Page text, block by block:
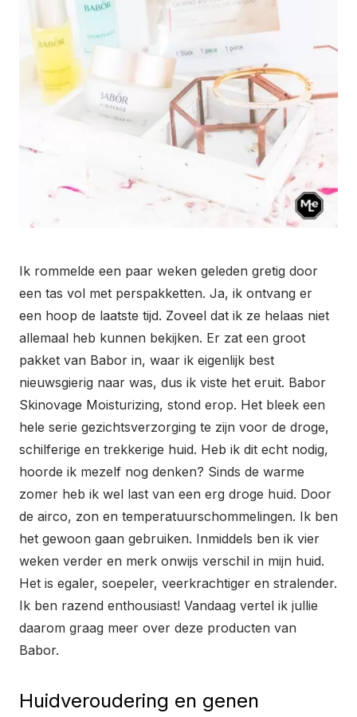
Ik rommelde een paar weken geleden gretig door
een tas vol met perspakketten. Ja, ik ontvang er
een hoop de laatste tijd. Zoveel dat ik ze helaas niet
allemaal heb kunnen bekijken. Er zat een groot
pakket van Babor in, waar ik eigenlijk best
nieuwsgierig naar was, dus ik viste het eruit. Babor
Skinovage Moisturizing, stond erop. Het bleek een
hele serie gezichtsverzorging te zijn voor de droge,
schilferige en trekkerige huid. Heb ik dit echt nodig,
hoorde ik mezelf nog denken? Sinds de warme
zomer heb ik wel last van een erg droge huid. Door
de airco, zon en temperatuurschommelingen. Ik ben
het gewoon gaan gebruiken. Inmiddels ben ik vier
weken verder en merk onwijs verschil in mijn huid.
Het is egaler, soepeler, veerkrachtiger en stralender.
Ik ben razend enthousiast! Vandaag vertel ik jullie
daarom graag meer over deze producten van
Babor.
Huidveroudering en genen